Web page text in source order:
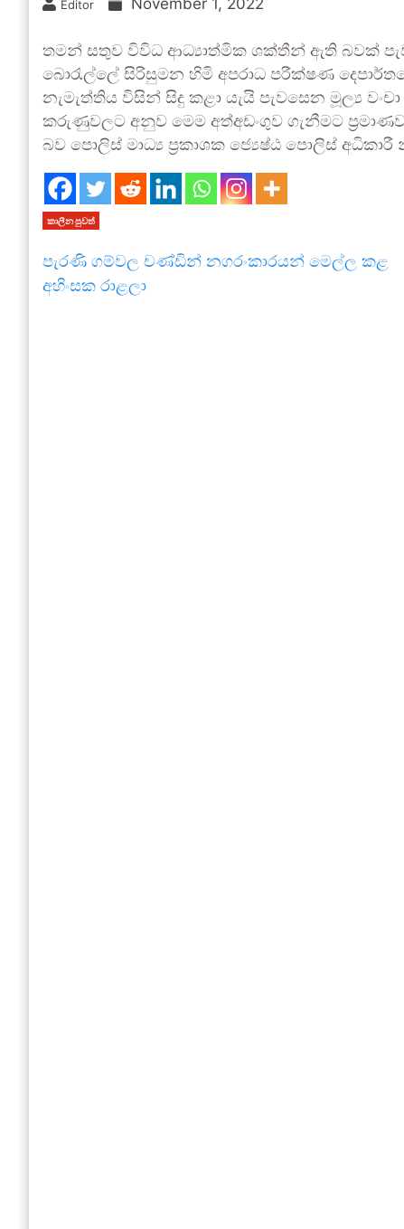
Editor November 1, 2022
තමන් සතුව විවිධ ආධ්‍යාත්මික ශක්තීන් ඇති බවක්
බොරැල්ලේ සිරිසුමන හිමි අපරාධ පරීක්ෂණ
නැමැත්තිය විසින් සිදු කළා යැයි පැවසෙන මූල්‍ය
කරුණුවලට අනුව මෙම අත්අඩංගුව ගැනීමට
බව පොලිස් මාධ්‍ය ප්‍රකාශක ජ්‍යෙෂ්ඨ පොලිස්
කාලීන පුවත්
පැරණි ගම්වල චණ්ඩින් නගරංකාරයන් මෙල්ල කළ
අහිංසක රාළලා